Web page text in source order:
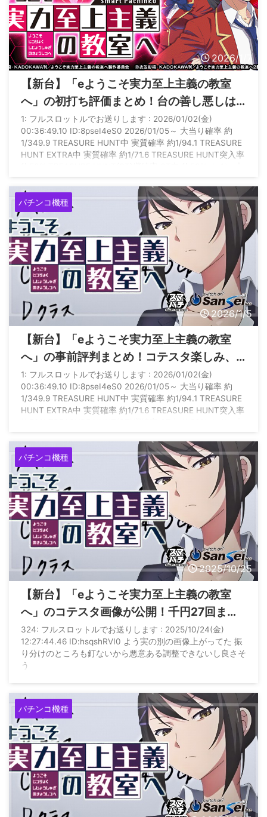
2026/1/7
【新台】「eようこそ実力至上主義の教室
へ」の初打ち評価まとめ！台の善し悪しは
ヘソ以外の賞球で調整している模様
1: フルスロットルでお送りします : 2026/01/02(金)
00:36:49.10 ID:8pseI4eS0 2026/01/05～ 大当り確率 約
1/349.9 TREASURE HUNT中 実質確率 約1/94.1 TREASURE
HUNT EXTRA中 実質確率 約1/71.6 TREASURE HUNT突入率
87%（※2） 大 ...
パチンコ機種
2026/1/5
【新台】「eようこそ実力至上主義の教室
へ」の事前評判まとめ！コテスタ楽しみ、
店の扱いにも要注目！
1: フルスロットルでお送りします : 2026/01/02(金)
00:36:49.10 ID:8pseI4eS0 2026/01/05～ 大当り確率 約
1/349.9 TREASURE HUNT中 実質確率 約1/94.1 TREASURE
HUNT EXTRA中 実質確率 約1/71.6 TREASURE HUNT突入率
87%（※2） 大 ...
パチンコ機種
2025/10/25
【新台】「eようこそ実力至上主義の教室
へ」のコテスタ画像が公開！千円27回まわ
る安心感！
324: フルスロットルでお送りします : 2025/10/24(金)
12:27:44.46 ID:hsqshRVI0 よう実の別の画像上がってた 振
り分けのところも釘ないから悪意ある調整できないし良さそ
う
パチンコ機種